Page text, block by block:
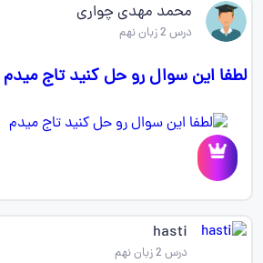
محمد مهدی چواری
درس 2 زبان نهم
لطفا این سوال رو حل کنید تاج میدم
hasti
درس 2 زبان نهم